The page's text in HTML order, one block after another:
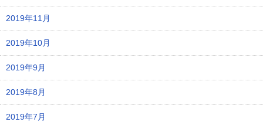
2019年11月
2019年10月
2019年9月
2019年8月
2019年7月